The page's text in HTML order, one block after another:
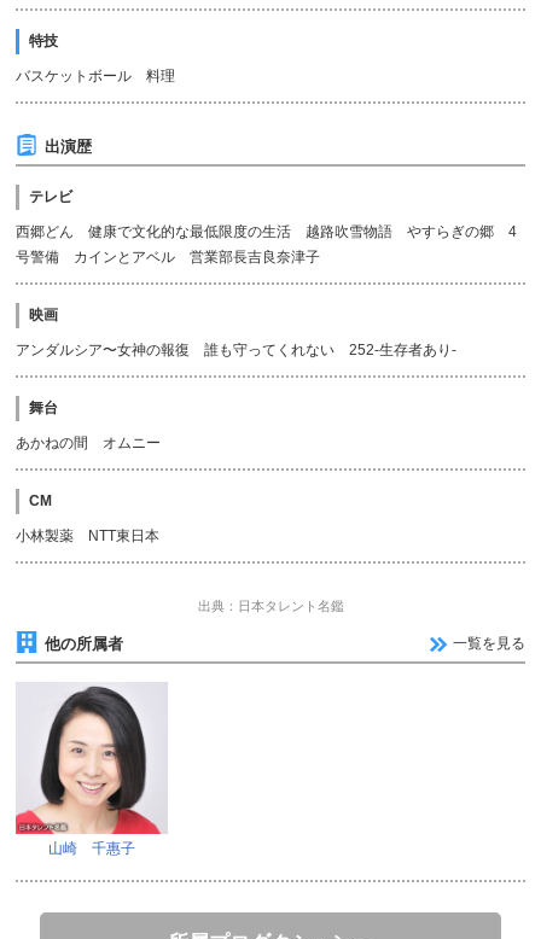
特技
バスケットボール 料理
出演歴
テレビ
西郷どん 健康で文化的な最低限度の生活 越路吹雪物語 やすらぎの郷 4
号警備 カインとアベル 営業部長吉良奈津子
映画
アンダルシア〜女神の報復 誰も守ってくれない 252-生存者あり-
舞台
あかねの間 オムニー
CM
小林製薬 NTT東日本
出典：日本タレント名鑑
他の所属者 一覧を見る
山崎 千惠子